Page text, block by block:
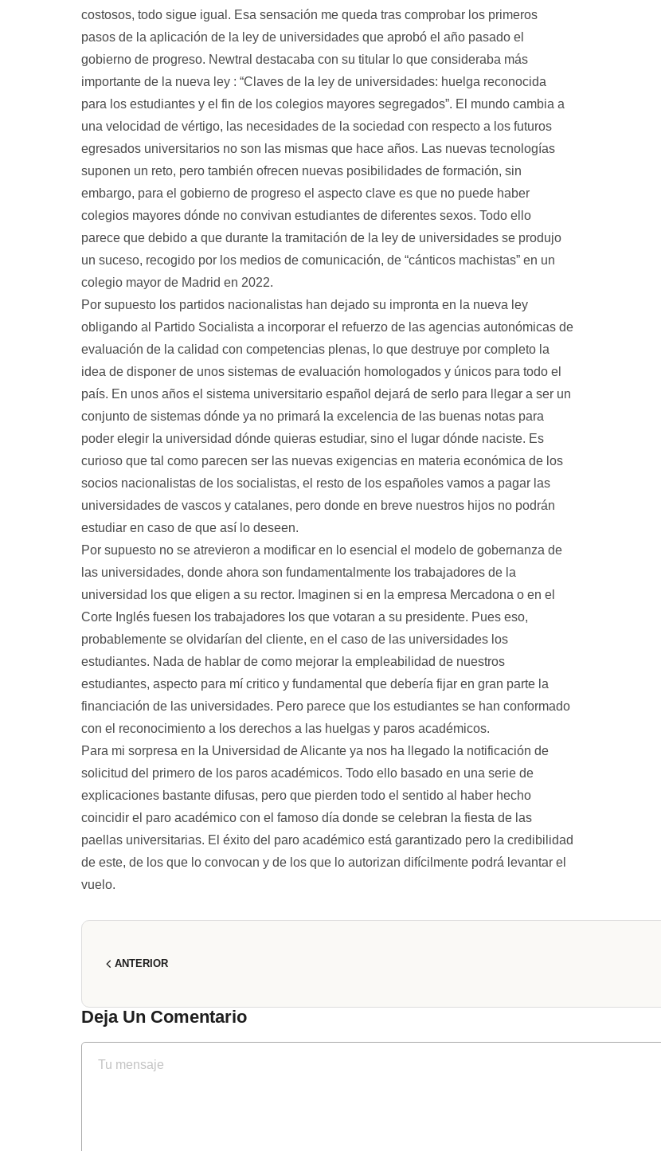
costosos, todo sigue igual. Esa sensación me queda tras comprobar los primeros
pasos de la aplicación de la ley de universidades que aprobó el año pasado el
gobierno de progreso. Newtral destacaba con su titular lo que consideraba más
importante de la nueva ley : “Claves de la ley de universidades: huelga reconocida
para los estudiantes y el fin de los colegios mayores segregados”. El mundo cambia a
una velocidad de vértigo, las necesidades de la sociedad con respecto a los futuros
egresados universitarios no son las mismas que hace años. Las nuevas tecnologías
suponen un reto, pero también ofrecen nuevas posibilidades de formación, sin
embargo, para el gobierno de progreso el aspecto clave es que no puede haber
colegios mayores dónde no convivan estudiantes de diferentes sexos. Todo ello
parece que debido a que durante la tramitación de la ley de universidades se produjo
un suceso, recogido por los medios de comunicación, de “cánticos machistas” en un
colegio mayor de Madrid en 2022.
Por supuesto los partidos nacionalistas han dejado su impronta en la nueva ley
obligando al Partido Socialista a incorporar el refuerzo de las agencias autonómicas de
evaluación de la calidad con competencias plenas, lo que destruye por completo la
idea de disponer de unos sistemas de evaluación homologados y únicos para todo el
país. En unos años el sistema universitario español dejará de serlo para llegar a ser un
conjunto de sistemas dónde ya no primará la excelencia de las buenas notas para
poder elegir la universidad dónde quieras estudiar, sino el lugar dónde naciste. Es
curioso que tal como parecen ser las nuevas exigencias en materia económica de los
socios nacionalistas de los socialistas, el resto de los españoles vamos a pagar las
universidades de vascos y catalanes, pero donde en breve nuestros hijos no podrán
estudiar en caso de que así lo deseen.
Por supuesto no se atrevieron a modificar en lo esencial el modelo de gobernanza de
las universidades, donde ahora son fundamentalmente los trabajadores de la
universidad los que eligen a su rector. Imaginen si en la empresa Mercadona o en el
Corte Inglés fuesen los trabajadores los que votaran a su presidente. Pues eso,
probablemente se olvidarían del cliente, en el caso de las universidades los
estudiantes. Nada de hablar de como mejorar la empleabilidad de nuestros
estudiantes, aspecto para mí critico y fundamental que debería fijar en gran parte la
financiación de las universidades. Pero parece que los estudiantes se han conformado
con el reconocimiento a los derechos a las huelgas y paros académicos.
Para mi sorpresa en la Universidad de Alicante ya nos ha llegado la notificación de
solicitud del primero de los paros académicos. Todo ello basado en una serie de
explicaciones bastante difusas, pero que pierden todo el sentido al haber hecho
coincidir el paro académico con el famoso día donde se celebran la fiesta de las
paellas universitarias. El éxito del paro académico está garantizado pero la credibilidad
de este, de los que lo convocan y de los que lo autorizan difícilmente podrá levantar el
vuelo.
ANTERIOR
Deja Un Comentario